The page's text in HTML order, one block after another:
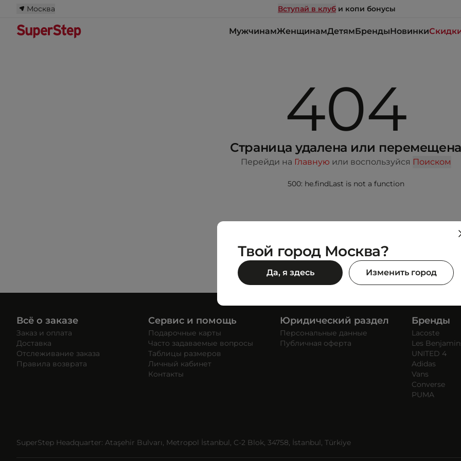
Москва Вступай в клуб и копи бонусы
МужчинамЖенщинамДетямБрендыНовинки
404
Страница удалена или перемещена
Перейди на Главную или воспользуйся Поиском
500: he.findLast is not a function
Всё о заказе
Заказ и оплата
Доставка
Отслеживание заказа
Правила возврата
Сервис и помощь
Подарочные карты
Часто задаваемые вопросы
Таблицы размеров
Личный кабинет
Контакты
Юридический раздел
Персональные данные
Публичная оферта
Бренды
Lacoste
Les
UNITED 4
Adidas
Vans
Converse
PUMA
SuperStep Headquarter: Ataşehir Bulvarı, Metropol İstanbul, C-2 Blok, 34758, İstanbul, Türkiye
Твой город Москва?
Да, я здесь Изменить город